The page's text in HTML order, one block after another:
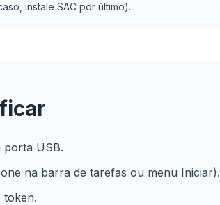
instale SAC por último).
porta USB.
na barra de tarefas ou menu Iniciar).
token.